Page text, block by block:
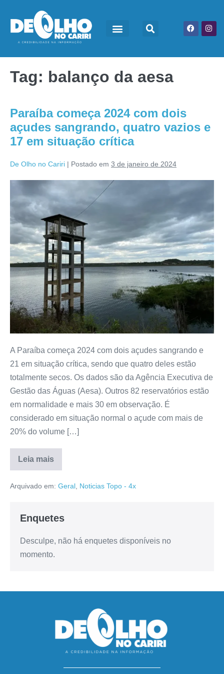
Tag: balanço da aesa
Paraíba começa 2024 com dois
açudes sangrando, quatro vazios e
17 em situação crítica
De Olho no Cariri | Postado em 3 de janeiro de 2024
A Paraíba começa 2024 com dois açudes sangrando e
21 em situação crítica, sendo que quatro deles estão
totalmente secos. Os dados são da Agência Executiva de
Gestão das Águas (Aesa). Outros 82 reservatórios estão
em normalidade e mais 30 em observação. É
considerado em situação normal o açude com mais de
20% do volume […]
Leia mais
Arquivado em: Geral Noticias Topo - 4x
Enquetes
Desculpe, não há enquetes disponíveis no
momento.